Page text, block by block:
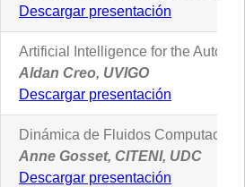
Descargar presentación
Artificial Intelligence for the
Aldan Creo, UVIGO
Descargar presentación
Dinámica de Fluidos
Anne Gosset, CITENI, UDC
Descargar presentación